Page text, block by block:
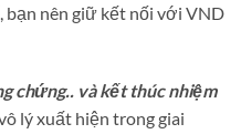
bạn nên giữ kết nối với VND
chứng.. và kết thúc nhiệm
lý xuất hiện trong giai